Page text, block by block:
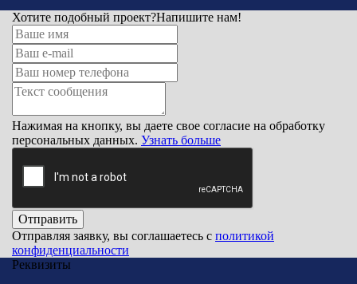
Хотите подобный проект?Напишите нам!
Нажимая на кнопку, вы даете свое согласие на обработку
персональных данных. Узнать больше
Отправить
Отправляя заявку, вы соглашаетесь с политикой
конфиденциальности
Реквизиты